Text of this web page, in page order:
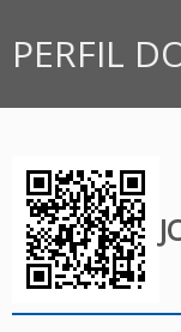
PERFIL